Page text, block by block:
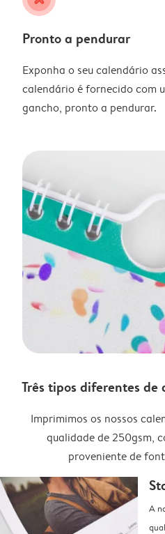
Pronto a pendurar
Exponha o seu calendário
calendário é fornecido com
gancho, pronto a pendurar.
Três tipos diferentes
Imprimimos os nossos
qualidade de 250gsm,
proveniente de
A